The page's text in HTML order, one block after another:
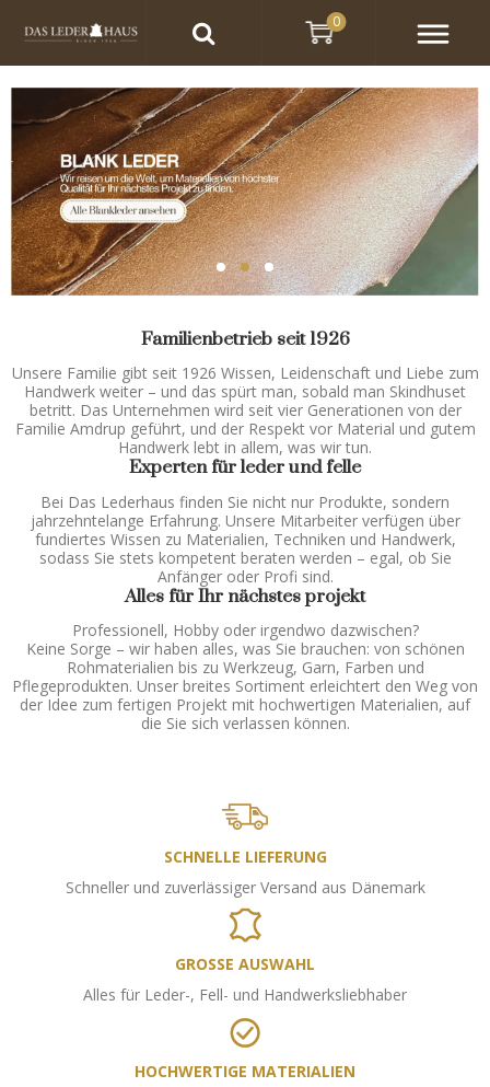
Familienbetrieb seit 1926
Unsere Familie gibt seit 1926 Wissen, Leidenschaft und Liebe zum
Handwerk weiter – und das spürt man, sobald man Skindhuset
betritt. Das Unternehmen wird seit vier Generationen von der
Familie Amdrup geführt, und der Respekt vor Material und gutem
Handwerk lebt in allem, was wir tun.
Experten für leder und felle
Bei Das Lederhaus finden Sie nicht nur Produkte, sondern
jahrzehntelange Erfahrung. Unsere Mitarbeiter verfügen über
fundiertes Wissen zu Materialien, Techniken und Handwerk,
sodass Sie stets kompetent beraten werden – egal, ob Sie
Anfänger oder Profi sind.
Alles für Ihr nächstes projekt
Professionell, Hobby oder irgendwo dazwischen?
Keine Sorge – wir haben alles, was Sie brauchen: von schönen
Rohmaterialien bis zu Werkzeug, Garn, Farben und
Pflegeprodukten. Unser breites Sortiment erleichtert den Weg von
der Idee zum fertigen Projekt mit hochwertigen Materialien, auf
die Sie sich verlassen können.
SCHNELLE LIEFERUNG
Schneller und zuverlässiger Versand aus Dänemark
GROSSE AUSWAHL
Alles für Leder-, Fell- und Handwerksliebhaber
HOCHWERTIGE MATERIALIEN
0